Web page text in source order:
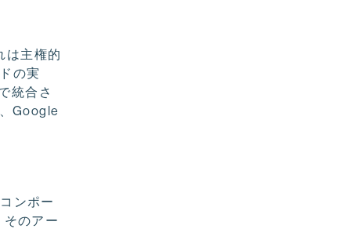
は主権的
の実
統合さ
Google
ンポー
のアー